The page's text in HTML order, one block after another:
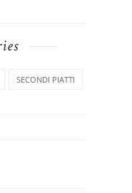
SECONDI PIATTI